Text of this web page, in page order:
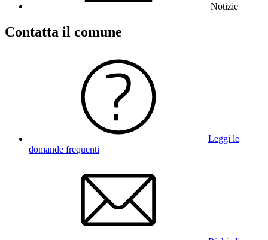
Notizie
Contatta il comune
Leggi le
domande frequenti